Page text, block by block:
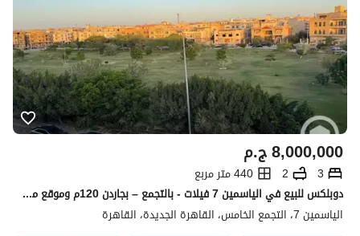
ج.م8,000,000
3
2
440 متر مربع
دوبلكس للبيع في الياسمين 7 فيلات - بالتجمع – بجاردن 120م وموقع مميز
الياسمين 7، التجمع الخامس، القاهرة الجديدة، القاهرة